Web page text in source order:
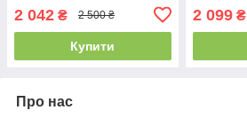
2 042 ₴ 2 500 ₴
Купити
2 099₴
Про нас